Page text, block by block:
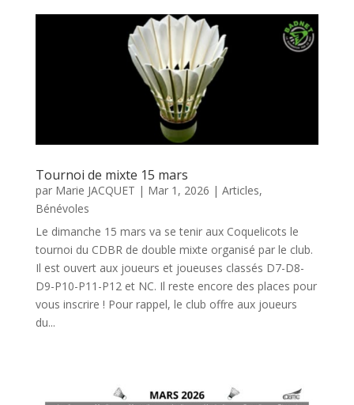
Tournoi de mixte 15 mars
par Marie JACQUET | Mar 1, 2026 | Articles,
Bénévoles
Le dimanche 15 mars va se tenir aux Coquelicots le
tournoi du CDBR de double mixte organisé par le club.
Il est ouvert aux joueurs et joueuses classés D7-D8-
D9-P10-P11-P12 et NC. Il reste encore des places pour
vous inscrire ! Pour rappel, le club offre aux joueurs
du...